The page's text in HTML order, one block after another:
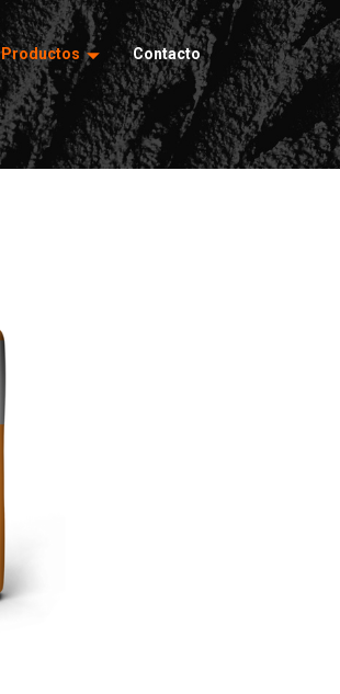
Productos Contacto